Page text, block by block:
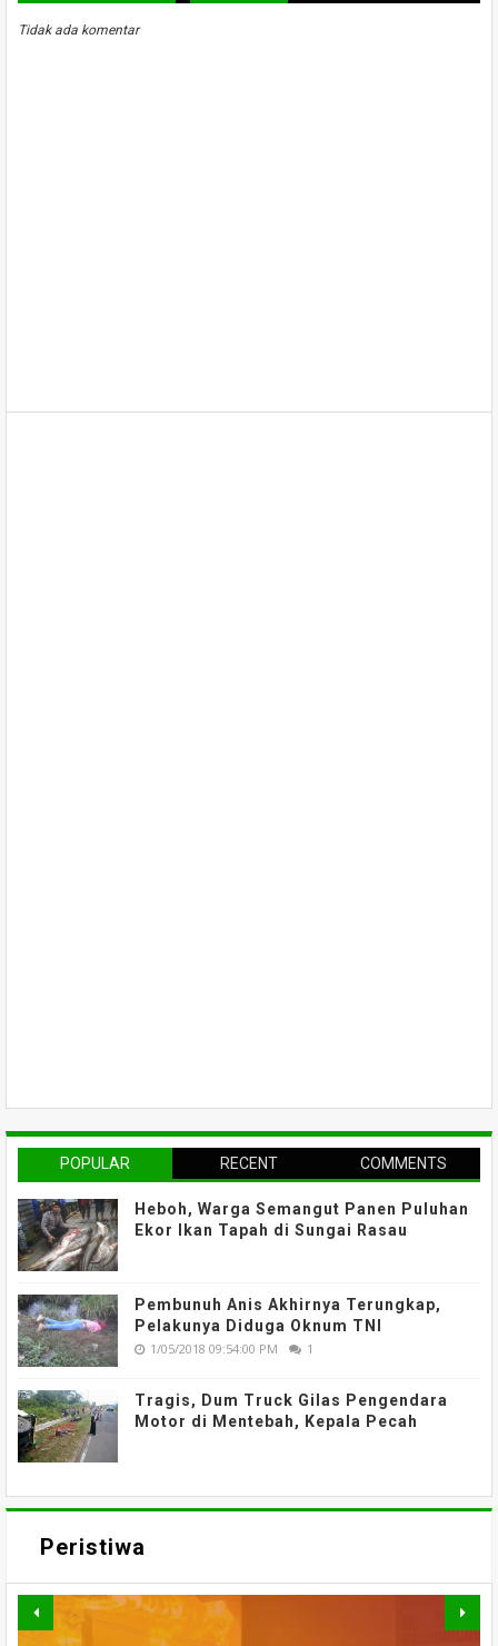
Tidak ada komentar
POPULAR RECENT COMMENTS
Heboh, Warga Semangut Panen Puluhan
Ekor Ikan Tapah di Sungai Rasau
Pembunuh Anis Akhirnya Terungkap,
Pelakunya Diduga Oknum TNI
1/05/2018 09:54:00 PM 1
Tragis, Dum Truck Gilas Pengendara
Motor di Mentebah, Kepala Pecah
Peristiwa